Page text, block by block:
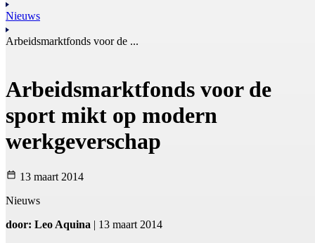
Nieuws
Arbeidsmarktfonds voor de ...
Arbeidsmarktfonds voor de
sport mikt op modern
werkgeverschap
13 maart 2014
Nieuws
door: Leo Aquina | 13 maart 2014